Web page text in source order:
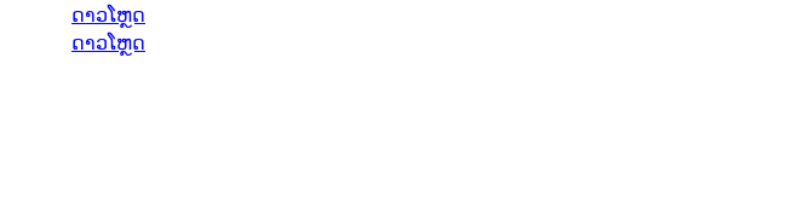
ດາວໂຫຼດ
ດາວໂຫຼດ